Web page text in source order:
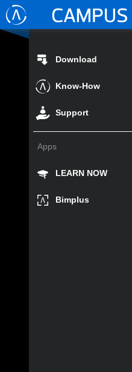
Download
Know-How
Support
Apps
LEARN NOW
Bimplus